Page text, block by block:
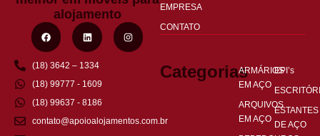
alojamento
(18) 3642 – 1334
(18) 99777 - 1609
(18) 99637 - 8186
contato@apoioalojamentos.com.br
EMPRESA
CONTATO
CategoriasARMÁRIOS
EM AÇO
ARQUIVOS
EM AÇO
EPI’s
ESTANTES
DE AÇO